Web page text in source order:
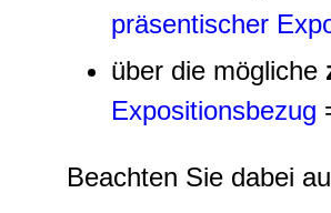
präsentischer
über die mögliche
Expositionsbezug
Beachten Sie dabei